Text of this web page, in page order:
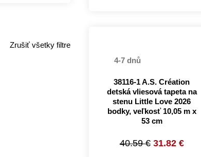
Zrušiť všetky filtre
4-7 dnů
38116-1 A.S. Création
detská vliesová tapeta na
stenu Little Love 2026
bodky, veľkosť 10,05 m x
53 cm
40.59 € 31.82 €